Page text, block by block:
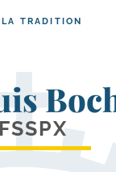
TRADITION
FSSPX